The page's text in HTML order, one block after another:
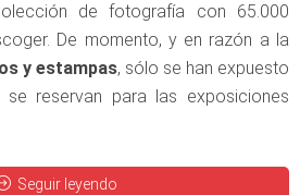
de fotografía con 65.000
De momento, y en razón a la
y estampas, sólo se han expuesto
se reservan para las exposiciones
Seguir leyendo